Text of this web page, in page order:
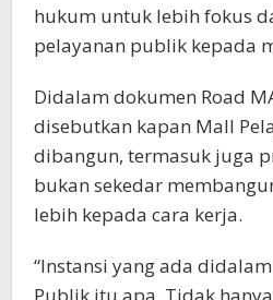
hukum untuk lebih fokus
pelayanan publik kepada
Didalam dokumen Road
disebutkan kapan Mall
dibangun, termasuk juga
bukan sekedar
lebih kepada cara kerja.
“Instansi yang ada
Publik itu apa. Tidak